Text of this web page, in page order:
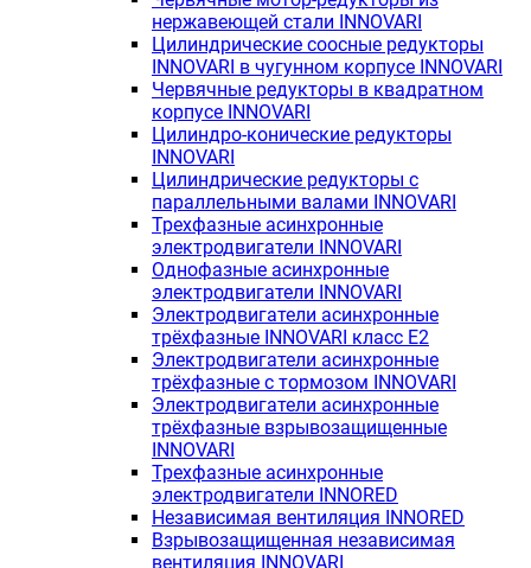
нержавеющей стали INNOVARI
Цилиндрические соосные редукторы
INNOVARI в чугунном корпусе INNOVARI
Червячные редукторы в квадратном
корпусе INNOVARI
Цилиндро-конические редукторы
INNOVARI
Цилиндрические редукторы с
параллельными валами INNOVARI
Трехфазные асинхронные
электродвигатели INNOVARI
Однофазные асинхронные
электродвигатели INNOVARI
Электродвигатели асинхронные
трёхфазные INNOVARI класс E2
Электродвигатели асинхронные
трёхфазные с тормозом INNOVARI
Электродвигатели асинхронные
трёхфазные взрывозащищенные
INNOVARI
Трехфазные асинхронные
электродвигатели INNORED
Независимая вентиляция INNORED
Взрывозащищенная независимая
вентиляция INNOVARI